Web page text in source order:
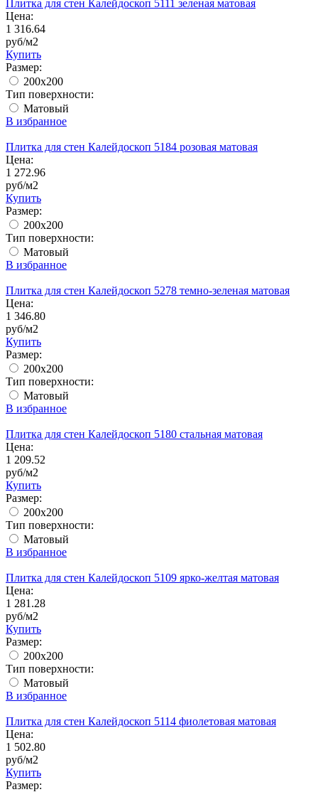
Плитка для стен Калейдоскоп 5111 зеленая матовая
Цена:
1 316.64
руб/м2
Купить
Размер:
200x200
Тип поверхности:
Матовый
В избранное
Плитка для стен Калейдоскоп 5184 розовая матовая
Цена:
1 272.96
руб/м2
Купить
Размер:
200x200
Тип поверхности:
Матовый
В избранное
Плитка для стен Калейдоскоп 5278 темно-зеленая матовая
Цена:
1 346.80
руб/м2
Купить
Размер:
200x200
Тип поверхности:
Матовый
В избранное
Плитка для стен Калейдоскоп 5180 стальная матовая
Цена:
1 209.52
руб/м2
Купить
Размер:
200x200
Тип поверхности:
Матовый
В избранное
Плитка для стен Калейдоскоп 5109 ярко-желтая матовая
Цена:
1 281.28
руб/м2
Купить
Размер:
200x200
Тип поверхности:
Матовый
В избранное
Плитка для стен Калейдоскоп 5114 фиолетовая матовая
Цена:
1 502.80
руб/м2
Купить
Размер: